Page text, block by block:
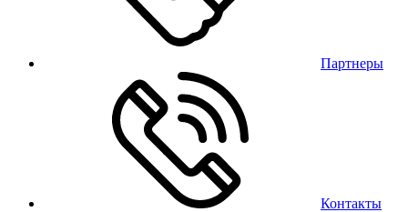
Партнеры
Контакты